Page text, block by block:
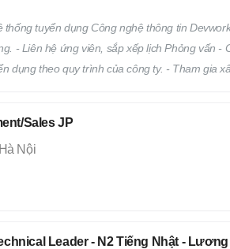
thống tuyển dụng Công nghệ thông tin
- Liên hệ ứng viên, sắp xếp lịch Phỏng vấn -
dụng theo quy trình của công ty. - Tham gia
Sales JP
Hà Nội
Leader - N2 Tiếng Nhật -